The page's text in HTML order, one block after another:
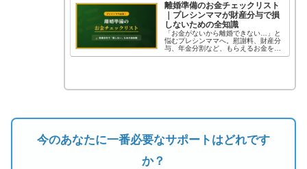
離婚準備のお金チェックリスト
｜プレシンママが財産分与で損
しないための全知識
「お金がないから離婚できない…」と
悩むプレシンママへ。慰謝料、財産分
与、年金分割など、もらえるお金を絶
対に取りこぼさないための完全チェッ
今のあなたに一番必要なサポートはどれです
か？